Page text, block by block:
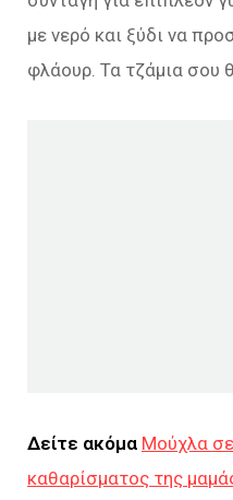
με νερό και ξύδι να
φλάουρ. Τα τζάμια σου
Δείτε ακόμα Μούχλα
καθαρίσματος της